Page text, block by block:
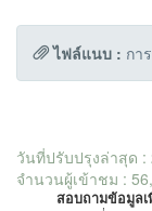
ไฟล์แนบ : กา
วันที่ปรับปรุงล่าสุด :
จำนวนผู้เข้าชม :
สอบถามข้อมูลเ